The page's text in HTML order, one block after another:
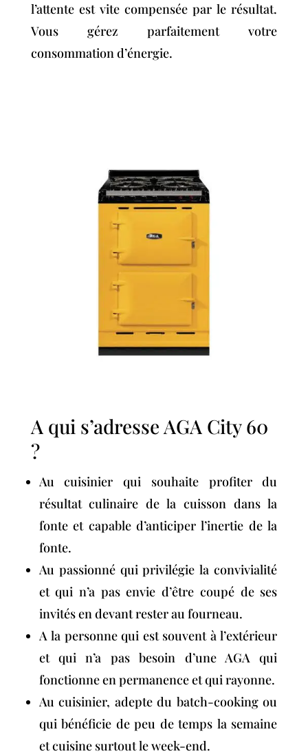
l’attente est vite compensée par le résultat.
Vous gérez parfaitement votre
consommation d’énergie.
A qui s’adresse AGA City 60
?
Au cuisinier qui souhaite profiter du
résultat culinaire de la cuisson dans la
fonte et capable d’anticiper l’inertie de la
fonte.
Au passionné qui privilégie la convivialité
et qui n’a pas envie d’être coupé de ses
invités en devant rester au fourneau.
A la personne qui est souvent à l’extérieur
et qui n’a pas besoin d’une AGA qui
fonctionne en permanence et qui rayonne.
Au cuisinier, adepte du batch-cooking ou
qui bénéficie de peu de temps la semaine
et cuisine surtout le week-end.